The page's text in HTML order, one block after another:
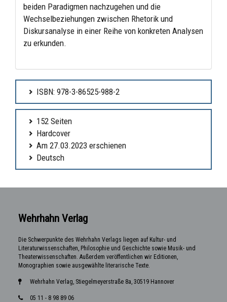
beiden Paradigmen nachzugehen und die
Wechselbeziehungen zwischen Rhetorik und
Diskursanalyse in einer Reihe von konkreten Analysen
zu erkunden.
ISBN: 978-3-86525-988-2
152 Seiten
Hardcover
Am 27.03.2023 erschienen
Deutsch
Wehrhahn Verlag
Die Schwerpunkte des Wehrhahn Verlags liegen auf Kultur- und
Literaturwissenschaften, Philosophie und Geschichte sowie Musik- und
Theaterwissenschaften. Außerdem veröffentlichen wir Editionen,
Monographien sowie ausgewählte literarische Texte.
Wehrhahn Verlag, Stiegelmeyerstraße 8a, 30519 Hannover
05 11 - 8 98 89 06